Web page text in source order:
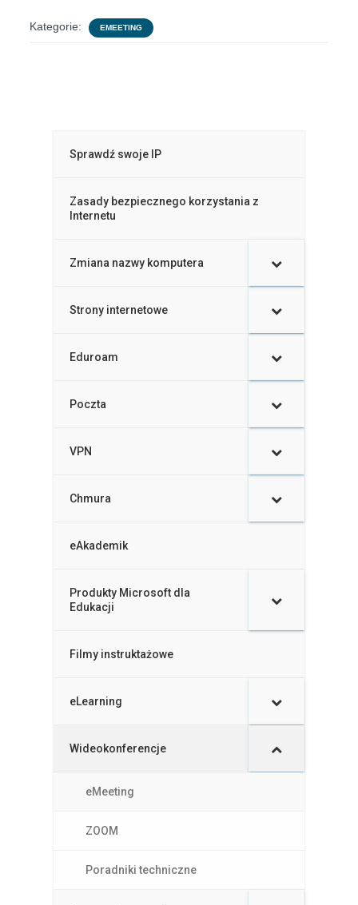
Kategorie: EMEETING
Sprawdź swoje IP
Zasady bezpiecznego korzystania z
Internetu
Zmiana nazwy komputera
–
Strony internetowe
Eduroam
Poczta
VPN
Chmura
eAkademik
Produkty Microsoft dla
Edukacji
–
Filmy instruktażowe
–
eLearning
–
Wideokonferencje
–
eMeeting
ZOOM
Poradniki techniczne